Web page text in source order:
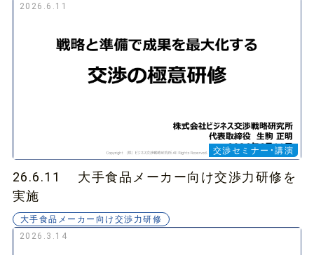
2026.6.11
交渉セミナー・講演
26.6.11 大手食品メーカー向け交渉力研修を
実施
大手食品メーカー向け交渉力研修
2026.3.14